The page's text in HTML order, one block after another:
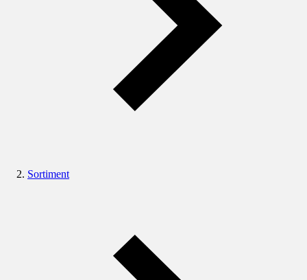
Sortiment